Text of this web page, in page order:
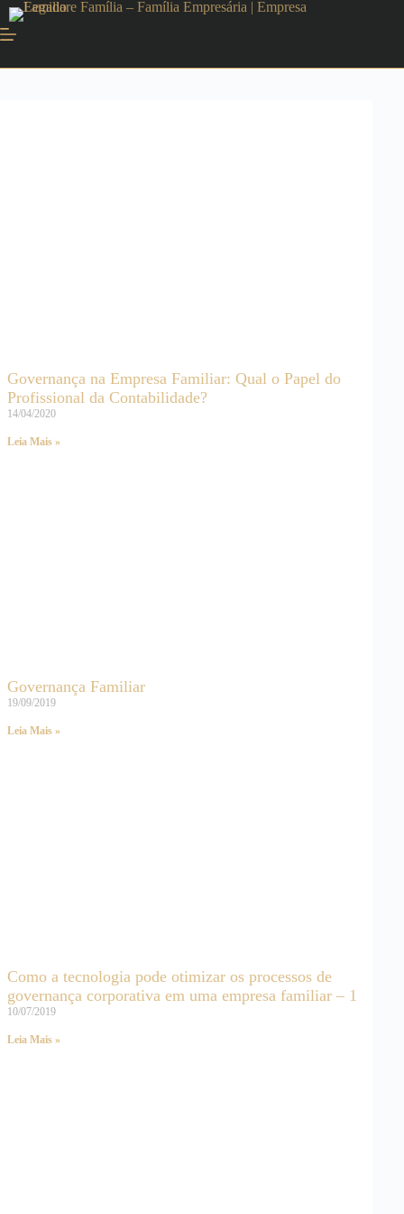
Governança na Empresa Familiar: Qual o Papel do
Profissional da Contabilidade?
14/04/2020
Leia Mais »
Governança Familiar
19/09/2019
Leia Mais »
Como a tecnologia pode otimizar os processos de
governança corporativa em uma empresa familiar – 1
10/07/2019
Leia Mais »